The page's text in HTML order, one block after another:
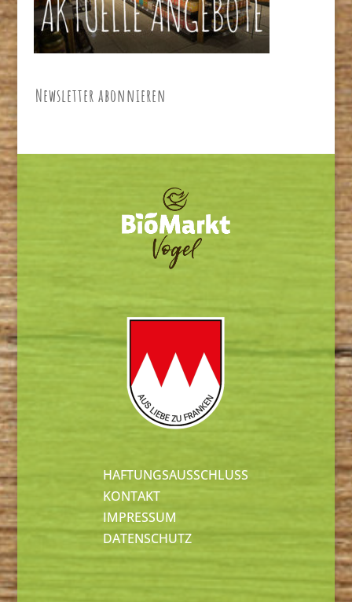
Newsletter abonnieren
HAFTUNGSAUSSCHLUSS
KONTAKT
IMPRESSUM
DATENSCHUTZ